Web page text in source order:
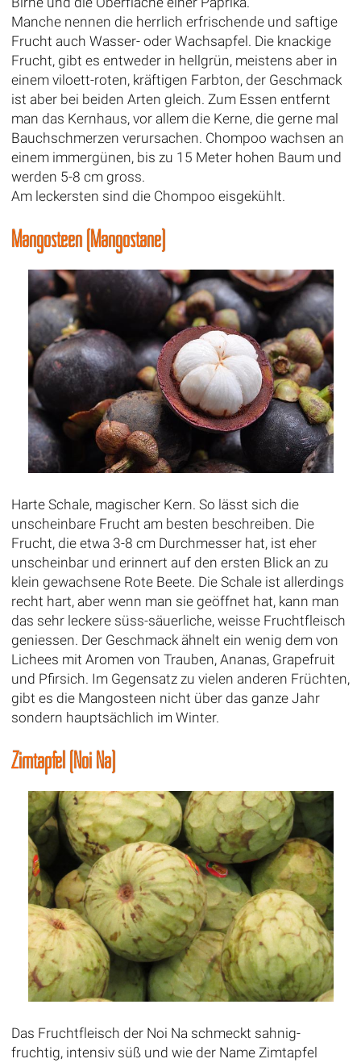
Manche nennen die herrlich erfrischende und saftige
Frucht auch Wasser- oder Wachsapfel. Die knackige
Frucht, gibt es entweder in hellgrün, meistens aber in
einem viloett-roten, kräftigen Farbton, der Geschmack
ist aber bei beiden Arten gleich. Zum Essen entfernt
man das Kernhaus, vor allem die Kerne, die gerne mal
Bauchschmerzen verursachen. Chompoo wachsen an
einem immergünen, bis zu 15 Meter hohen Baum und
werden 5-8 cm gross.
Am leckersten sind die Chompoo eisgekühlt.
Mangosteen (Mangostane)
Harte Schale, magischer Kern. So lässt sich die
unscheinbare Frucht am besten beschreiben. Die
Frucht, die etwa 3-8 cm Durchmesser hat, ist eher
unscheinbar und erinnert auf den ersten Blick an zu
klein gewachsene Rote Beete. Die Schale ist allerdings
recht hart, aber wenn man sie geöffnet hat, kann man
das sehr leckere süss-säuerliche, weisse Fruchtfleisch
geniessen. Der Geschmack ähnelt ein wenig dem von
Lichees mit Aromen von Trauben, Ananas, Grapefruit
und Pfirsich. Im Gegensatz zu vielen anderen Früchten,
gibt es die Mangosteen nicht über das ganze Jahr
sondern hauptsächlich im Winter.
Zimtapfel (Noi Na)
Das Fruchtfleisch der Noi Na schmeckt sahnig-
fruchtig, intensiv süß und wie der Name Zimtapfel